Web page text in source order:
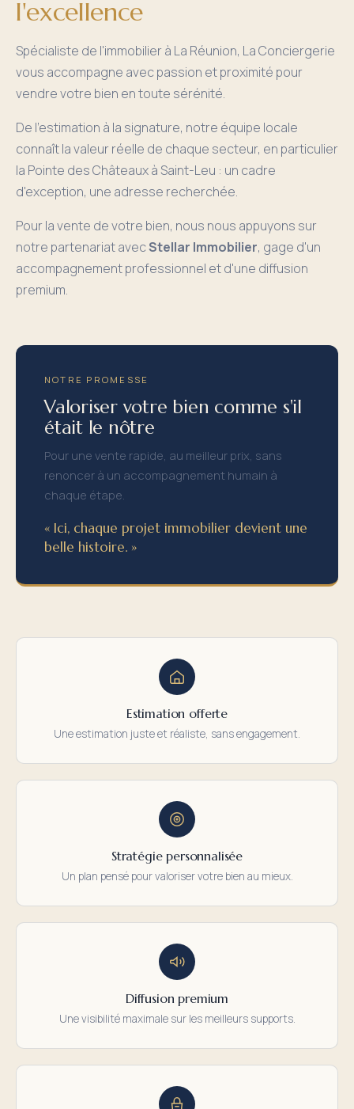
l'excellence
Spécialiste de l'immobilier à La Réunion, La Conciergerie
vous accompagne avec passion et proximité pour
vendre votre bien en toute sérénité.
De l'estimation à la signature, notre équipe locale
connaît la valeur réelle de chaque secteur, en particulier
la Pointe des Châteaux à Saint-Leu : un cadre
d'exception, une adresse recherchée.
Pour la vente de votre bien, nous nous appuyons sur
notre partenariat avecStellar Immobilier, gage d'un
accompagnement professionnel et d'une diffusion
premium.
NOTRE PROMESSE
Valoriser votre bien comme s'il
était le nôtre
Pour une vente rapide, au meilleur prix, sans
renoncer à un accompagnement humain à
chaque étape.
« Ici, chaque projet immobilier devient une
belle histoire. »
Estimation offerte
Une estimation juste et réaliste, sans engagement.
Stratégie personnalisée
Un plan pensé pour valoriser votre bien au mieux.
Diffusion premium
Une visibilité maximale sur les meilleurs supports.